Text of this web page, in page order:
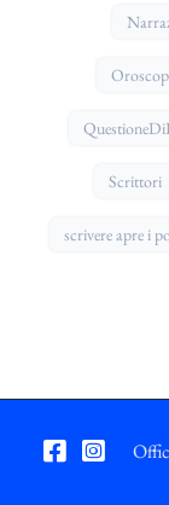
Scrittori
scrivere apre i